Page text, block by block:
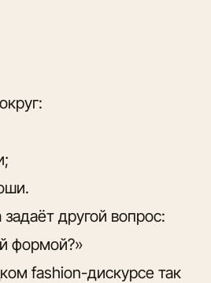
другой вопрос:
формой?»
fashion-дискурсе так